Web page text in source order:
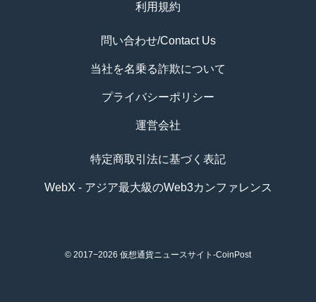
利用規約
問い合わせ/Contact Us
当社を名乗る詐欺について
プライバシーポリシー
運営会社
特定商取引法に基づく表記
WebX - アジア最大級のWeb3カンファレンス
© 2017−2026 仮想通貨ニュースサイト-CoinPost